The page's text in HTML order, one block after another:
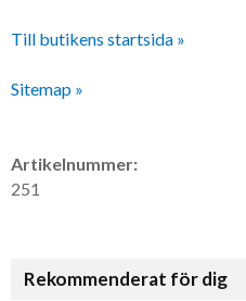
Till butikens startsida »
Sitemap »
Artikelnummer:
251
Rekommenderat för dig